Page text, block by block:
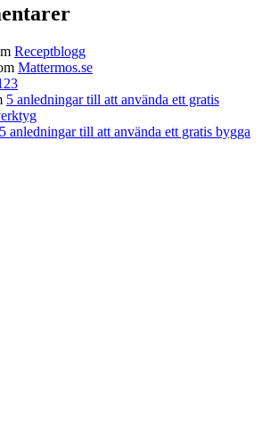
Receptblogg
Mattermos.se
5 anledningar till att använda ett gratis
5 anledningar till att använda ett gratis bygga